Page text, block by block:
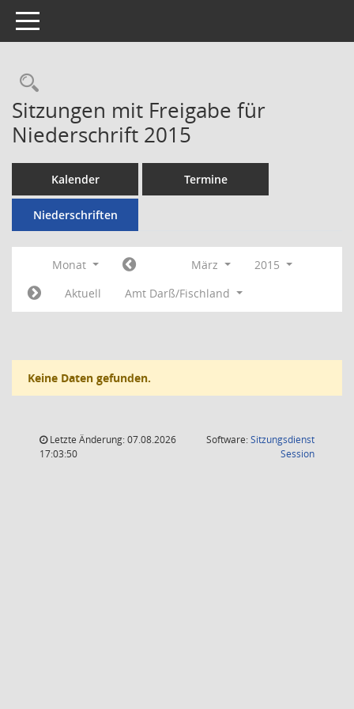
Toggle navigation
Rechercheauswahl
Sitzungen mit Freigabe für
Niederschrift 2015
Kalender Termine
Niederschriften
Monat März
2015
Aktuell
Amt Darß/Fischland
Keine Daten gefunden.
Letzte Änderung: 07.08.2026
17:03:50
Software:Sitzungsdienst
Session(Wird in